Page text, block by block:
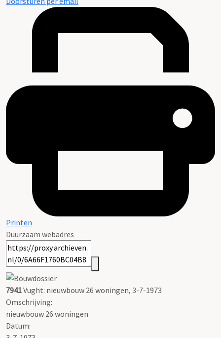
Printen
Duurzaam webadres
7941Vught: nieuwbouw 26 woningen, 3-7-1973
Omschrijving:
nieuwbouw 26 woningen
Datum: